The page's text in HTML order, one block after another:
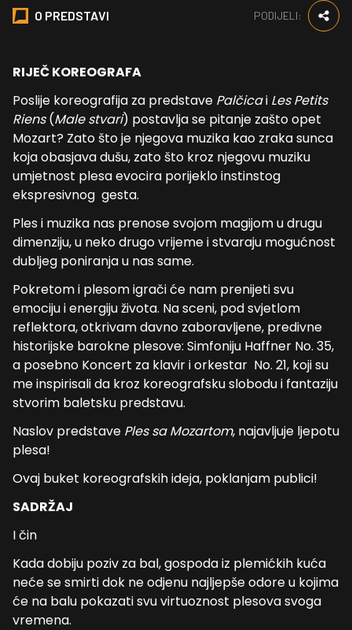
O PREDSTAVI PODIJELI:
RIJEČ KOREOGRAFA
Poslije koreografija za predstave Palčicai Les Petits
Riens(Male stvari) postavlja se pitanje zašto opet
Mozart? Zato što je njegova muzika kao zraka sunca
koja obasjava dušu, zato što kroz njegovu muziku
umjetnost plesa evocira porijeklo instinstog
ekspresivnog gesta.
Ples i muzika nas prenose svojom magijom u drugu
dimenziju, u neko drugo vrijeme i stvaraju mogućnost
dubljeg poniranja u nas same.
Pokretom i plesom igrači će nam prenijeti svu
emociju i energiju života. Na sceni, pod svjetlom
reflektora, otkrivam davno zaboravljene, predivne
historijske barokne plesove: Simfoniju Haffner No. 35,
a posebno Koncert za klavir i orkestar No. 21, koji su
me inspirisali da kroz koreografsku slobodu i fantaziju
stvorim baletsku predstavu.
Naslov predstave Ples sa Mozartom, najavljuje ljepotu
plesa!
Ovaj buket koreografskih ideja, poklanjam publici!
SADRŽAJ
I čin
Kada dobiju poziv za bal, gospoda iz plemićkih kuća
neće se smirti dok ne odjenu najljepše odore u kojima
će na balu pokazati svu virtuoznost plesova svoga
vremena.